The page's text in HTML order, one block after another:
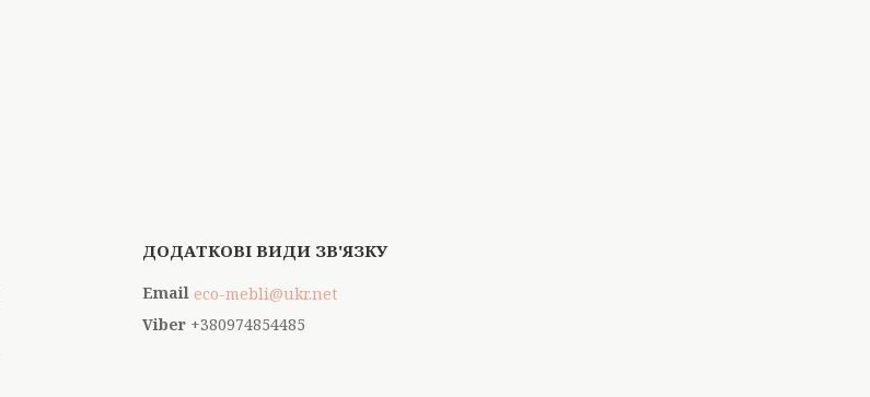
eco-mebli@ukr.net
+380974854485